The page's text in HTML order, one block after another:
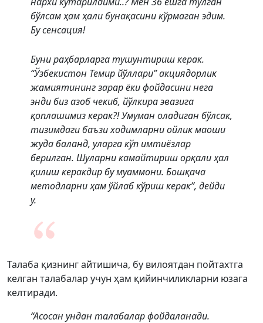
бўлсам ҳам ҳали бунақасини кўрмаган эдим.
Бу сенсация!
Буни раҳбарларга тушунтириш керак.
“Ўзбекистон Темир йўллари” акциядорлик
жамиятининг зарар ёки фойдасини нега
энди биз азоб чекиб, йўлкира эвазига
қоплашимиз керак?! Умуман оладиган бўлсак,
тизимдаги баъзи ходимларни ойлик маоши
жуда баланд, уларга кўп имтиёзлар
берилган. Шуларни камайтириш орқали ҳал
қилиш керакдир бу муаммони. Бошқача
методларни ҳам ўйлаб кўриш керак”, дейди
у.
Талаба қизнинг айтишича, бу вилоятдан пойтахтга
келган талабалар учун ҳам қийинчиликларни юзага
келтиради.
“Асосан ундан талабалар фойдаланади.